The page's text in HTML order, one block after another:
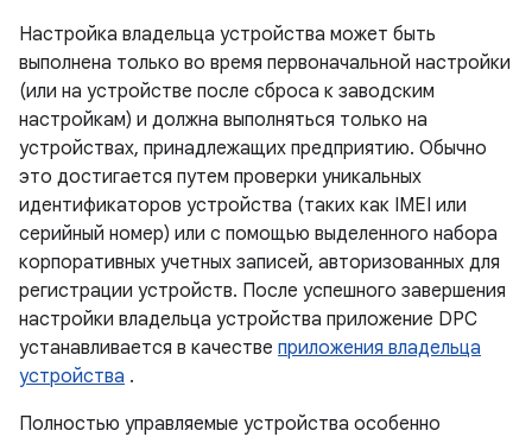
Настройка владельца устройства может быть
выполнена только во время первоначальной настройки
(или на устройстве после сброса к заводским
настройкам) и должна выполняться только на
устройствах, принадлежащих предприятию. Обычно
это достигается путем проверки уникальных
идентификаторов устройства (таких как IMEI или
серийный номер) или с помощью выделенного набора
корпоративных учетных записей, авторизованных для
регистрации устройств. После успешного завершения
настройки владельца устройства приложение DPC
устанавливается в качестве приложения владельца
устройства .
Полностью управляемые устройства особенно